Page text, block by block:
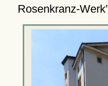
Rosenkranz-Werk